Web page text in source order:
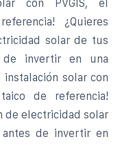
con PVGIS, el
¿Quieres
solar de tus
de invertir en una
instalación solar con
de referencia!
de electricidad solar
de invertir en